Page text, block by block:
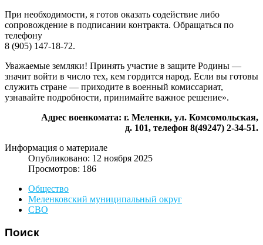
При необходимости, я готов оказать содействие либо
сопровождение в подписании контракта. Обращаться по
телефону
8 (905) 147-18-72.
Уважаемые земляки! Принять участие в защите Родины —
значит войти в число тех, кем гордится народ. Если вы готовы
служить стране — приходите в военный комиссариат,
узнавайте подробности, принимайте важное решение».
Адрес военкомата: г. Меленки, ул. Комсомольская,
д. 101, телефон 8(49247) 2-34-51.
Информация о материале
Опубликовано: 12 ноября 2025
Просмотров: 186
Общество
Меленковский муниципальный округ
СВО
Поиск